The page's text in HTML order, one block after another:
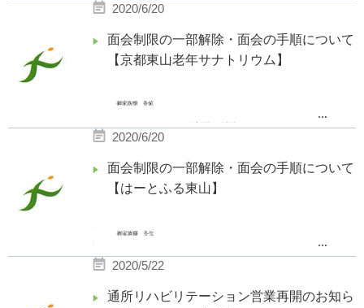
医療法人親友会島原病院は、令和２年７月１日、
た。
者様、ご家族様のニーズに応えるべく、精進して参
令和２年７月１日
2020/6/20
面会制限の一部解除・面会の手順について
【京都東山老年サナトリウム】
...
2020/6/20
面会制限の一部解除・面会の手順について
【はーとふる東山】
...
2020/5/22
通所リハビリテーション営業再開のお知ら